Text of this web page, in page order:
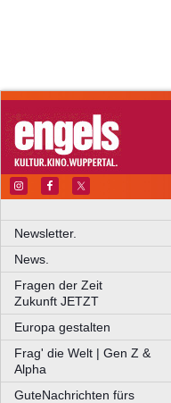
Newsletter.
News.
Fragen der Zeit
Zukunft JETZT
Europa gestalten
Frag' die Welt | Gen Z &
Alpha
GuteNachrichten fürs